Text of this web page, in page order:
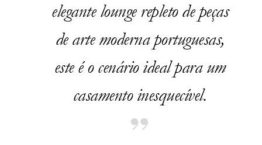
elegante lounge repleto de peças
de arte moderna portuguesas,
este é o cenário ideal para um
casamento inesquecível.